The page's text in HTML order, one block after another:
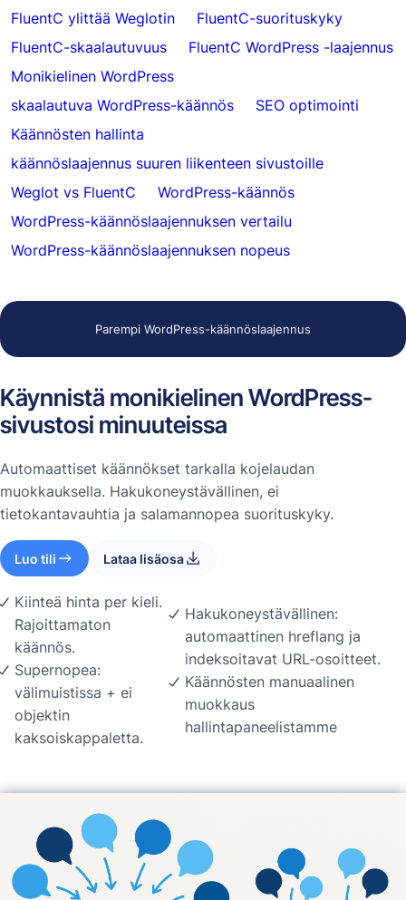
FluentC ylittää Weglotin
FluentC-suorituskyky
FluentC-skaalautuvuus
FluentC WordPress -laajennus
Monikielinen WordPress
skaalautuva WordPress-käännös
SEO optimointi
Käännösten hallinta
käännöslaajennus suuren liikenteen sivustoille
Weglot vs FluentC
WordPress-käännös
WordPress-käännöslaajennuksen vertailu
WordPress-käännöslaajennuksen nopeus
Parempi WordPress-käännöslaajennus
Käynnistä monikielinen WordPress-
sivustosi minuuteissa
Automaattiset käännökset tarkalla kojelaudan
muokkauksella. Hakukoneystävällinen, ei
tietokantavauhtia ja salamannopea suorituskyky.
Luo tili Lataa lisäosa
Kiinteä hinta per kieli.
Rajoittamaton
käännös.
Supernopea:
välimuistissa + ei
objektin
kaksoiskappaletta.
Hakukoneystävällinen:
automaattinen hreflang ja
indeksoitavat URL-osoitteet.
Käännösten manuaalinen
muokkaus
hallintapaneelistamme